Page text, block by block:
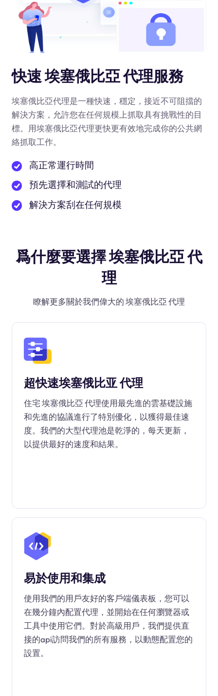
快速 埃塞俄比亞 代理服務
埃塞俄比亞代理是一種快速，穩定，接近不可阻擋的
解決方案，允許您在任何規模上抓取具有挑戰性的目
標。用埃塞俄比亞代理更快更有效地完成你的公共網
絡抓取工作。
高正常運行時間
預先選擇和測試的代理
解決方案刮在任何規模
爲什麼要選擇 埃塞俄比亞 代
理
瞭解更多關於我們偉大的 埃塞俄比亞 代理
超快速埃塞俄比亚 代理
住宅 埃塞俄比亞 代理使用最先進的雲基礎設施
和先進的協議進行了特別優化，以獲得最佳速
度。我們的大型代理池是乾淨的，每天更新，
以提供最好的速度和結果。
易於使用和集成
使用我們的用戶友好的客戶端儀表板，您可以
在幾分鐘內配置代理，並開始在任何瀏覽器或
工具中使用它們。對於高級用戶，我們提供直
接的api訪問我們的所有服務，以動態配置您的
設置。